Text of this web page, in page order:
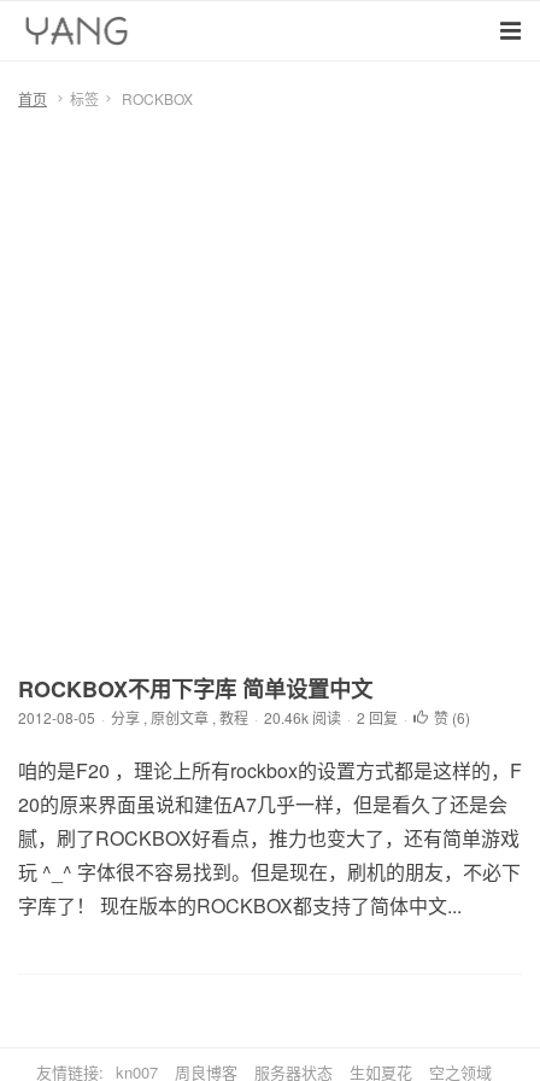
首页 标签 ROCKBOX
ROCKBOX不用下字库 简单设置中文
2012-08-05 · 分享 , 原创文章 , 教程 · 20.46k 阅读 · 2 回复 · 赞 (6)
咱的是F20 ，理论上所有rockbox的设置方式都是这样的，F
20的原来界面虽说和建伍A7几乎一样，但是看久了还是会
腻，刷了ROCKBOX好看点，推力也变大了，还有简单游戏
玩 ^_^ 字体很不容易找到。但是现在，刷机的朋友，不必下
字库了！ 现在版本的ROCKBOX都支持了简体中文...
友情链接: kn007 周良博客 服务器状态 生如夏花 空之领域